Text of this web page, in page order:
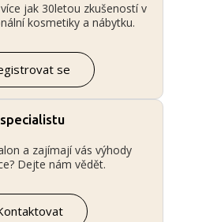
jak 30letou zkušeností v
kosmetiky a nábytku.
se
a zajímají vás výhody
Dejte nám vědět.